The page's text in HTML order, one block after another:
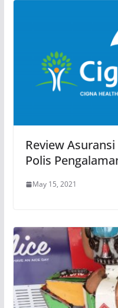
Review
Polis
May 15, 2021